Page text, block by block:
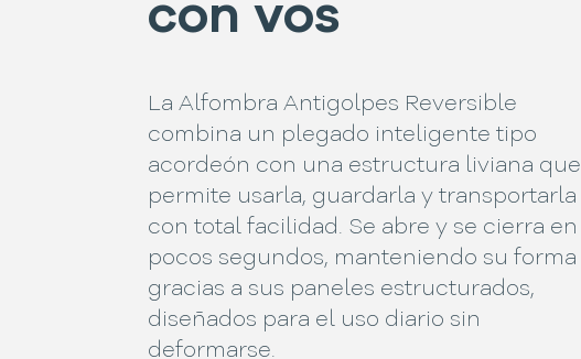
con vos
La Alfombra Antigolpes Reversible
combina un plegado inteligente tipo
acordeón con una estructura liviana que
permite usarla, guardarla y transportarla
con total facilidad. Se abre y se cierra en
pocos segundos, manteniendo su forma
gracias a sus paneles estructurados,
diseñados para el uso diario sin
deformarse.